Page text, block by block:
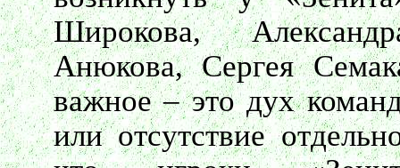
Широкова,
Анюкова, Сергея
важное – это дух
или отсутствие